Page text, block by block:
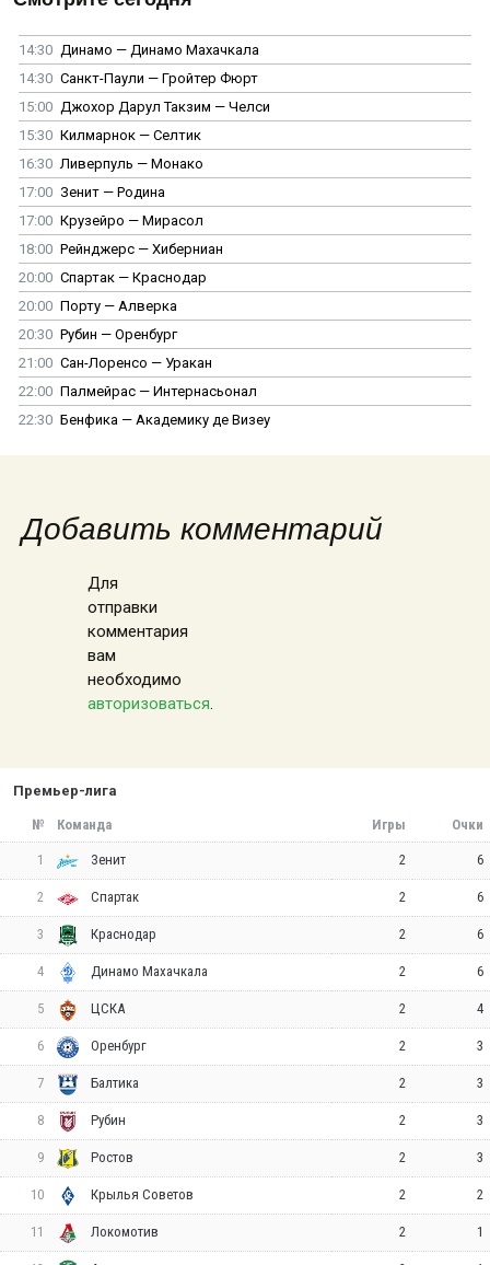
14:30 Динамо — Динамо Махачкала
14:30 Санкт-Паули — Гройтер Фюрт
15:00 Джохор Дарул Такзим — Челси
15:30 Килмарнок — Селтик
16:30 Ливерпуль — Монако
17:00 Зенит — Родина
17:00 Крузейро — Мирасол
18:00 Рейнджерс — Хиберниан
20:00 Спартак — Краснодар
20:00 Порту — Алверка
20:30 Рубин — Оренбург
21:00 Сан-Лоренсо — Уракан
22:00 Палмейрас — Интернасьонал
22:30 Бенфика — Академику де Визеу
Добавить комментарий
Для
отправки
комментария
вам
необходимо
авторизоваться.
Премьер-лига
№ Команда Игры Очки
1 Зенит 2 6
2 Спартак 2 6
3 Краснодар 2 6
4 Динамо Махачкала 2 6
5 ЦСКА 2 4
6 Оренбург 2 3
7 Балтика 2 3
8 Рубин 2 3
9 Ростов 2 3
10 Крылья Советов 2 2
11 Локомотив 2 1